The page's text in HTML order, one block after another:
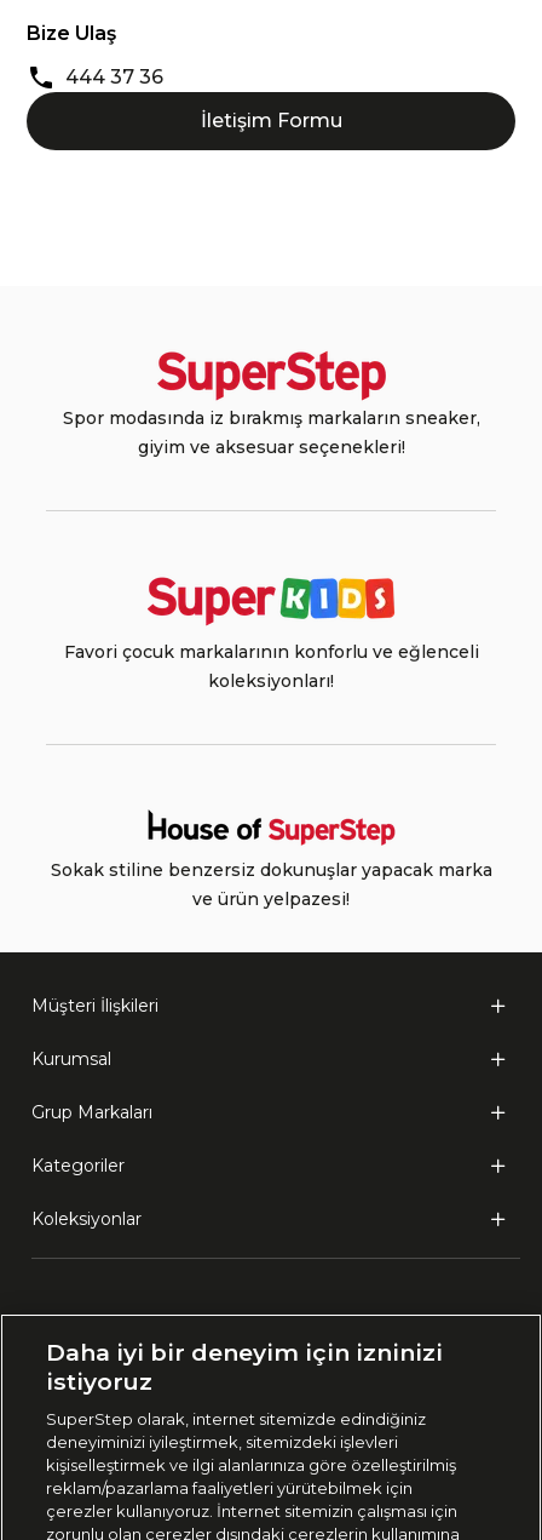
Bize Ulaş
444 37 36
İletişim Formu
Spor modasında iz bırakmış markaların sneaker,
giyim ve aksesuar seçenekleri!
Favori çocuk markalarının konforlu ve eğlenceli
koleksiyonları!
Sokak stiline benzersiz dokunuşlar yapacak marka
ve ürün yelpazesi!
Müşteri İlişkileri
Kurumsal
Grup Markaları
Kategoriler
Koleksiyonlar
🇹🇷 Türkiye
444 37 36
Daha iyi bir deneyim için izninizi
istiyoruz
SuperStep olarak, internet sitemizde edindiğiniz
deneyiminizi iyileştirmek, sitemizdeki işlevleri
kişiselleştirmek ve ilgi alanlarınıza göre özelleştirilmiş
reklam/pazarlama faaliyetleri yürütebilmek için
çerezler kullanıyoruz. İnternet sitemizin çalışması için
zorunlu olan çerezler dışındaki çerezlerin kullanımına